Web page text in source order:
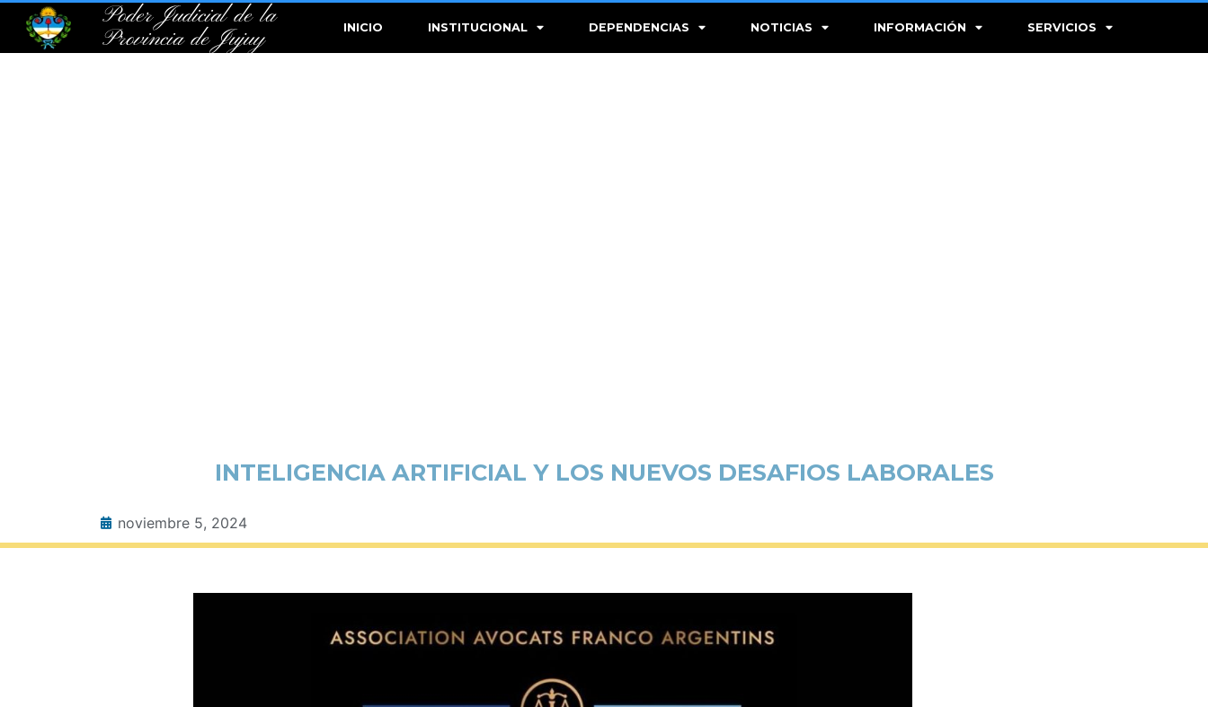
Poder Judicial de la
Provincia de Jujuy
INICIO INSTITUCIONAL DEPENDENCIAS NOTICIAS INFORMACIÓN SERVICIOS
INTELIGENCIA ARTIFICIAL Y LOS NUEVOS DESAFIOS LABORALES
noviembre 5, 2024